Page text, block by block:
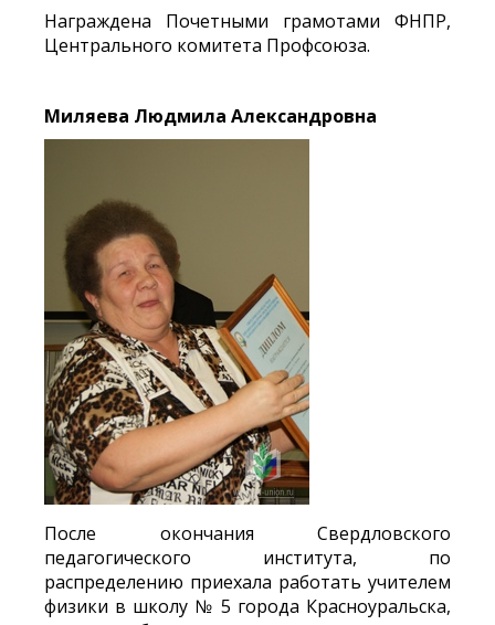
Награждена Почетными грамотами ФНПР,
Центрального комитета Профсоюза.
Миляева Людмила Александровна
После окончания Свердловского
педагогического института, по
распределению приехала работать учителем
физики в школу № 5 города Красноуральска,